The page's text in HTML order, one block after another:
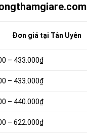
Đơn giá tại Tân Uyên
– 433.000₫
– 433.000₫
– 440.000₫
– 622.000₫